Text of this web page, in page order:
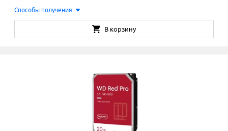
Способы получения
В корзину